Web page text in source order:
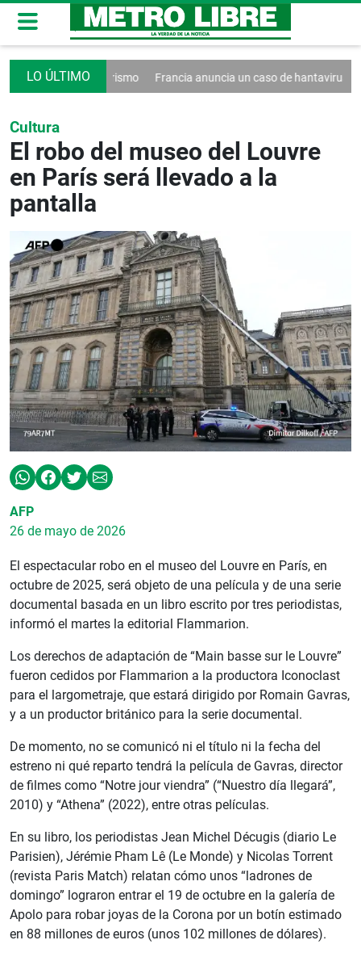
contra el turismo Francia anuncia un caso de hantavirus Andes
Cultura
El robo del museo del Louvre
en París será llevado a la
pantalla
AFP
26 de mayo de 2026
El espectacular robo en el museo del Louvre en París, en
octubre de 2025, será objeto de una película y de una serie
documental basada en un libro escrito por tres periodistas,
informó el martes la editorial Flammarion.
Los derechos de adaptación de “Main basse sur le Louvre”
fueron cedidos por Flammarion a la productora Iconoclast
para el largometraje, que estará dirigido por Romain Gavras,
y a un productor británico para la serie documental.
De momento, no se comunicó ni el título ni la fecha del
estreno ni qué reparto tendrá la película de Gavras, director
de filmes como “Notre jour viendra” (“Nuestro día llegará”,
2010) y “Athena” (2022), entre otras películas.
En su libro, los periodistas Jean Michel Décugis (diario Le
Parisien), Jérémie Pham Lê (Le Monde) y Nicolas Torrent
(revista Paris Match) relatan cómo unos “ladrones de
domingo” lograron entrar el 19 de octubre en la galería de
Apolo para robar joyas de la Corona por un botín estimado
en 88 millones de euros (unos 102 millones de dólares).